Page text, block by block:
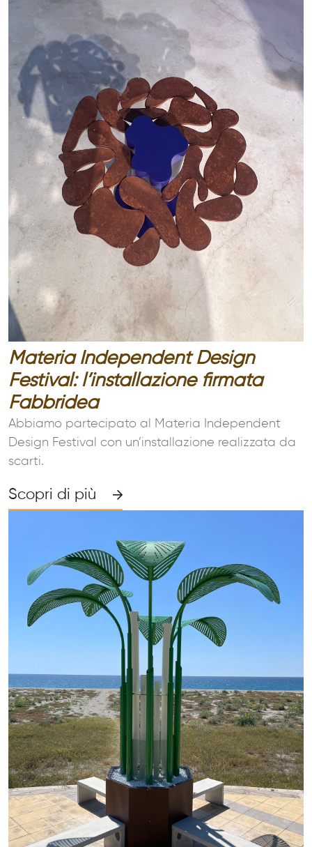
AZIENDA
SERVIZI
PRODOTTI
PORTFOLIO
NEWS
Materia Independent Design
Festival: l’installazione firmata
Fabbridea
Abbiamo partecipato al Materia Independent
Design Festival con un’installazione realizzata da
scarti.
Scopri di più